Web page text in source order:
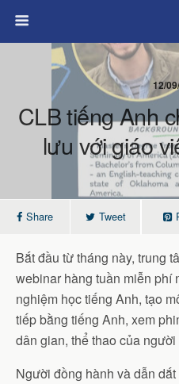
12/
CLB tiếng Anh
lưu với giáo
Share Tweet
Bắt đầu từ tháng này, trung
webinar hàng tuần miễn phí
nghiệm học tiếng Anh, tạo
tiếp bằng tiếng Anh, xem
dân gian, thể thao của
Người đồng hành và dẫn